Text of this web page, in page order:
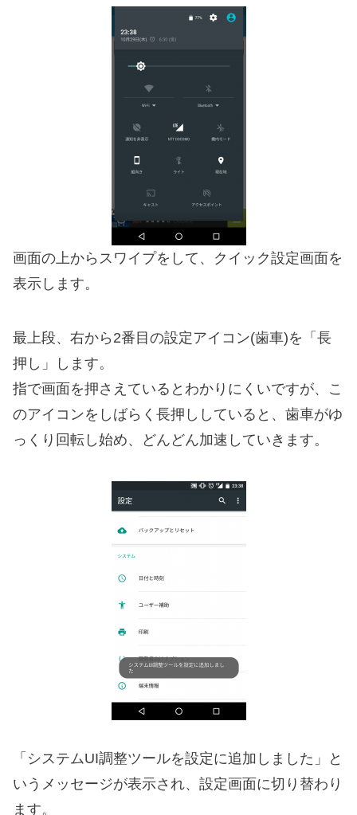
画面の上からスワイプをして、クイック設定画面を
表示します。
最上段、右から2番目の設定アイコン(歯車)を「長
押し」します。
指で画面を押さえているとわかりにくいですが、こ
のアイコンをしばらく長押ししていると、歯車がゆ
っくり回転し始め、どんどん加速していきます。
「システムUI調整ツールを設定に追加しました」と
いうメッセージが表示され、設定画面に切り替わり
ます。